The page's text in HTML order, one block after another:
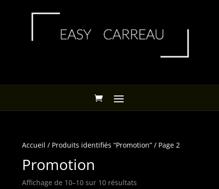
Accueil / Produits identifiés “Promotion”/ Page 2
Promotion
Affichage de 10–10 sur 10 résultats